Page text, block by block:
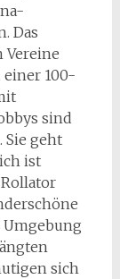
Das
Vereine
100-
sind
geht
ist
Umgebung
sich